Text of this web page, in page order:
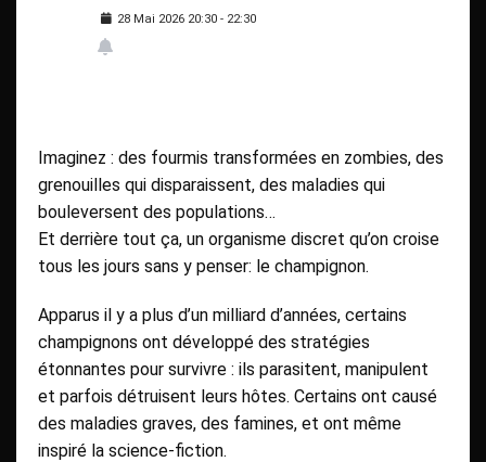
28 Mai 2026 20:30 - 22:30
Imaginez : des fourmis transformées en zombies, des
grenouilles qui disparaissent, des maladies qui
bouleversent des populations…
Et derrière tout ça, un organisme discret qu’on croise
tous les jours sans y penser: le champignon.
Apparus il y a plus d’un milliard d’années, certains
champignons ont développé des stratégies
étonnantes pour survivre : ils parasitent, manipulent
et parfois détruisent leurs hôtes. Certains ont causé
des maladies graves, des famines, et ont même
inspiré la science-fiction.